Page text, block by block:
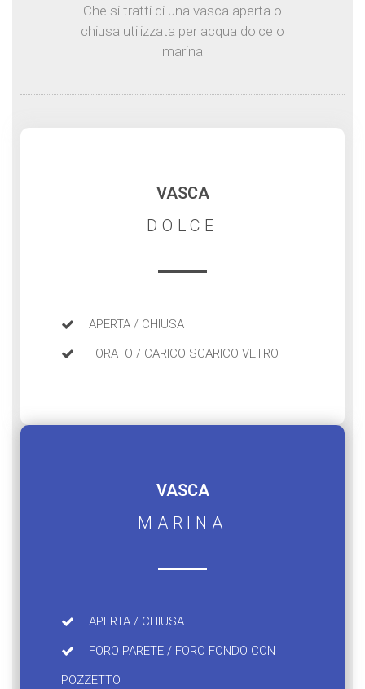
Che si tratti di una vasca aperta o
chiusa utilizzata per acqua dolce o
marina
VASCA
DOLCE
APERTA / CHIUSA
FORATO / CARICO SCARICO VETRO
VASCA
MARINA
APERTA / CHIUSA
FORO PARETE / FORO FONDO CON
POZZETTO